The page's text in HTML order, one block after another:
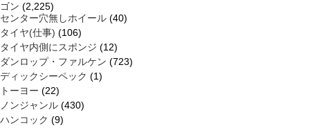
ゴン (2,225)
センター穴無しホイール (40)
タイヤ(仕事) (106)
タイヤ内側にスポンジ (12)
ダンロップ・ファルケン (723)
ディックシーペック (1)
トーヨー (22)
ノンジャンル (430)
ハンコック (9)